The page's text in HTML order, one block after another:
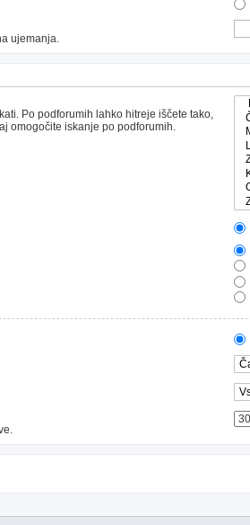
ujemanja.
Po podforumih lahko hitreje iščete tako,
omogočite iskanje po podforumih.